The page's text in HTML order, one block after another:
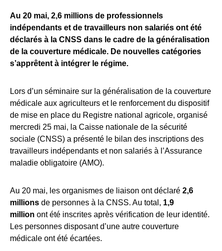
Au 20 mai, 2,6 millions de professionnels
indépendants et de travailleurs non salariés ont été
déclarés à la CNSS dans le cadre de la généralisation
de la couverture médicale. De nouvelles catégories
s’apprêtent à intégrer le régime.
Lors d’un séminaire sur la généralisation de la couverture
médicale aux agriculteurs et le renforcement du dispositif
de mise en place du Registre national agricole, organisé
mercredi 25 mai, la Caisse nationale de la sécurité
sociale (CNSS) a présenté le bilan des inscriptions des
travailleurs indépendants et non salariés à l’Assurance
maladie obligatoire (AMO).
Au 20 mai, les organismes de liaison ont déclaré 2,6
millions de personnes à la CNSS. Au total, 1,9
million ont été inscrites après vérification de leur identité.
Les personnes disposant d’une autre couverture
médicale ont été écartées.